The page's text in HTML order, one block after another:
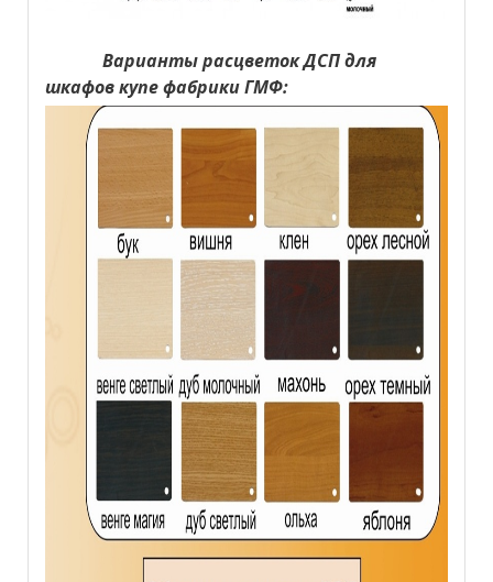
Варианты расцветок ДСП для
шкафов купе фабрики ГМФ: